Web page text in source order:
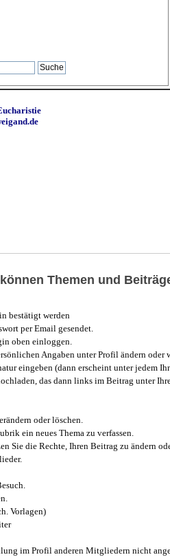
Themen und
bestätigt werden
per Email gesendet.
oben einloggen.
Angaben unter Profil ändern oder
eingeben (dann erscheint unter jedem
das dann links im Beitrag unter
oder löschen.
ein neues Thema zu verfassen.
Sie die Rechte, Ihren Beitrag zu ändern
Vorlagen)
im Profil anderen Mitgliedern nicht